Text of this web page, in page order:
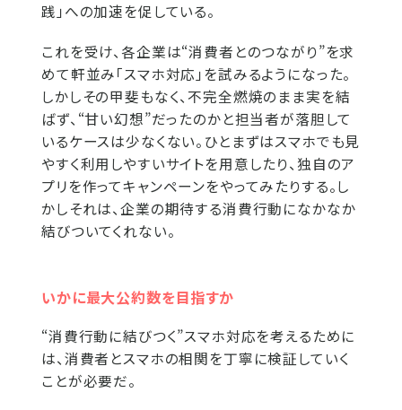
践」への加速を促している。
これを受け、各企業は“消費者とのつながり”を求
めて軒並み「スマホ対応」を試みるようになった。
しかしその甲斐もなく、不完全燃焼のまま実を結
ばず、“甘い幻想”だったのかと担当者が落胆して
いるケースは少なくない。ひとまずはスマホでも見
やすく利用しやすいサイトを用意したり、独自のア
プリを作ってキャンペーンをやってみたりする。し
かしそれは、企業の期待する消費行動になかなか
結びついてくれない。
いかに最大公約数を目指すか
“消費行動に結びつく”スマホ対応を考えるために
は、消費者とスマホの相関を丁寧に検証していく
ことが必要だ。